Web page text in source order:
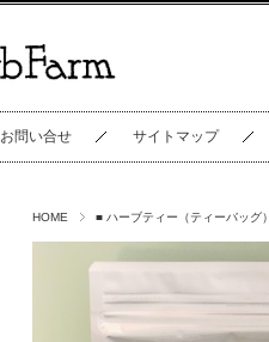
お問い合せ サイトマップ
HOME ■ ハーブティー（ティーバッグ